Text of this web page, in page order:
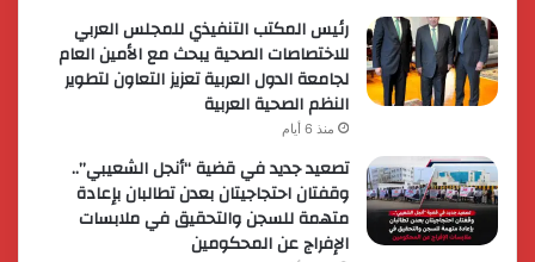
رئيس المكتب التنفيذي للمجلس العربي
للاختصاصات الصحية يبحث مع الأمين العام
لجامعة الدول العربية تعزيز التعاون لتطوير
النظم الصحية العربية
منذ 6 أيام
تصعيد جديد في قضية “أنجل الشعيبي”..
وقفتان احتجاجيتان بعدن تطالبان بإعادة
متهمة للسجن والتحقيق في ملابسات
الإفراج عن المحكومين